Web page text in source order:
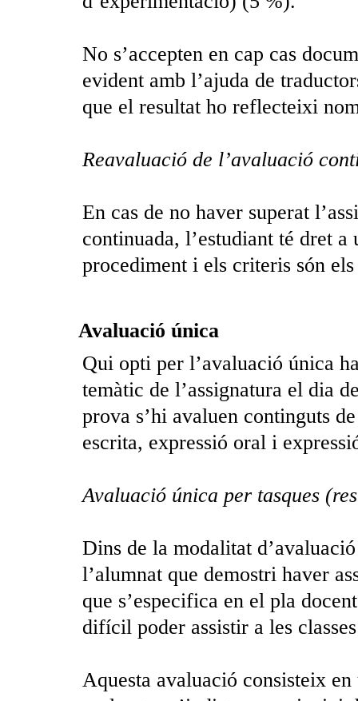
No s’accepten en cap cas
evident amb l’ajuda de
que el resultat ho reflecteixi
Reavaluació de l’avaluació
En cas de no haver superat
continuada, l’estudiant té dret
procediment i els criteris són
Avaluació única
Qui opti per l’avaluació única
temàtic de l’assignatura el dia
prova s’hi avaluen continguts
escrita, expressió oral i
Avaluació única per tasques
Dins de la modalitat
l’alumnat que demostri haver
que s’especifica en el pla
difícil poder assistir a les
Aquesta avaluació consisteix